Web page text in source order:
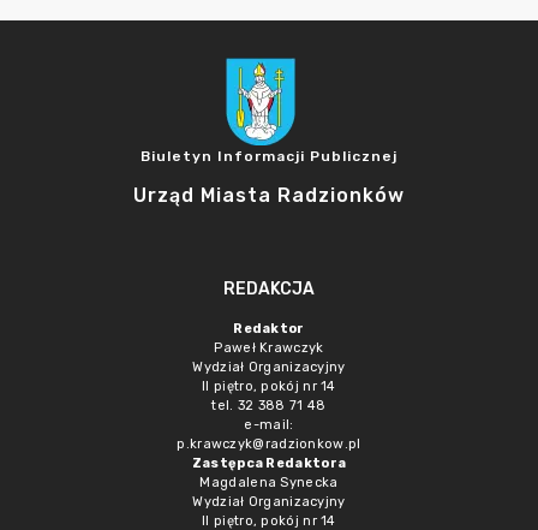
Biuletyn Informacji Publicznej
Urząd Miasta Radzionków
REDAKCJA
Redaktor
Paweł Krawczyk
Wydział Organizacyjny
II piętro, pokój nr 14
tel. 32 388 71 48
e-mail:
p.krawczyk@radzionkow.pl
Zastępca Redaktora
Magdalena Synecka
Wydział Organizacyjny
II piętro, pokój nr 14